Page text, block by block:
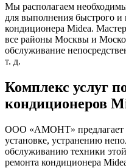
Мы располагаем
для выполнения быстрого и
кондиционера Midea.
все районы Москвы и
обслуживание
т. д.
Комплекс услуг
кондиционеров
ООО «АМОНТ» предлагает
установке, устранению
обслуживанию техники
ремонта кондиционера